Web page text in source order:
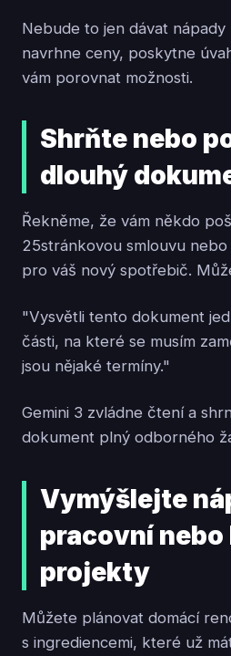
Nebude to jen dávat nápady
navrhne ceny, poskytne
vám porovnat možnosti.
Shrňte nebo
dlouhý
Řekněme, že vám někdo
25stránkovou smlouvu
pro váš nový spotřebič.
"Vysvětli tento dokument
části, na které se musím
jsou nějaké termíny."
Gemini 3 zvládne čtení a
dokument plný odborného
Vymýšlejte
pracovní
projekty
Můžete plánovat domácí
s ingrediencemi, které už